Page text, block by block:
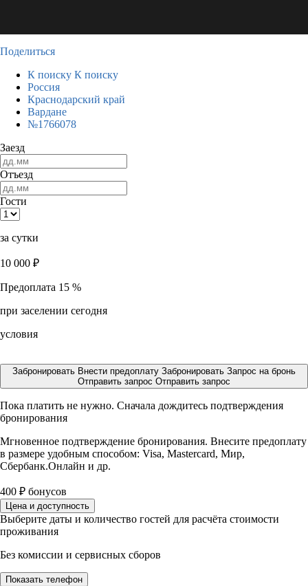
Поделиться
К поиску К поиску
Россия
Краснодарский край
Вардане
№1766078
Заезд
Отъезд
Гости
за сутки
10 000 ₽
Предоплата 15 %
при заселении сегодня
условия
Забронировать Внести предоплату Забронировать Запрос на бронь
Отправить запрос Отправить запрос
Пока платить не нужно. Сначала дождитесь подтверждения
бронирования
Мгновенное подтверждение бронирования. Внесите предоплату
в размере удобным способом: Visa, Mastercard, Мир,
Сбербанк.Онлайн и др.
400 ₽ бонусов
Цена и доступность
Выберите даты и количество гостей для расчёта стоимости
проживания
Без комиссии и сервисных сборов
Показать телефон